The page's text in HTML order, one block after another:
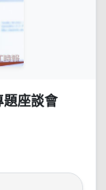
題座談會